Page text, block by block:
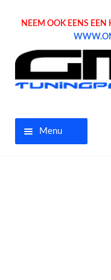
NEEM OOK EENS EEN
Menu